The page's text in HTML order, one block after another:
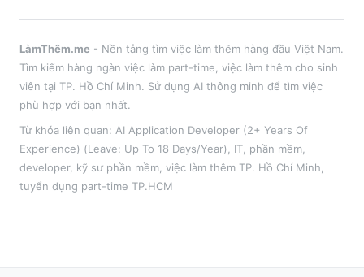
LàmThêm.me - Nền tảng tìm việc làm thêm hàng đầu Việt Nam.
Tìm kiếm hàng ngàn việc làm part-time, việc làm thêm cho sinh
viên tại TP. Hồ Chí Minh. Sử dụng AI thông minh để tìm việc
phù hợp với bạn nhất.
Từ khóa liên quan: AI Application Developer (2+ Years Of
Experience) (Leave: Up To 18 Days/Year)
IT, phần mềm,
developer, kỹ sư phần mềm , việc làm thêm TP. Hồ Chí Minh
tuyển dụng part-time TP.HCM